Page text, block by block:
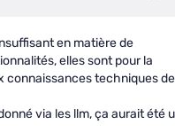
en matière de
elles sont pour la
connaissances techniques de
via les llm, ça aurait été